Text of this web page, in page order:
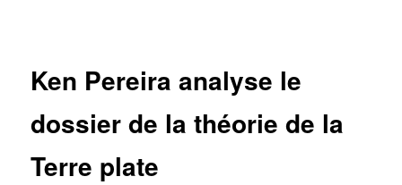
Ken Pereira analyse le
dossier de la théorie de la
Terre plate